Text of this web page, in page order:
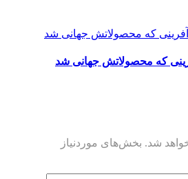
که محصولاتش جهانی شد
شد. بخش‌های موردنیاز